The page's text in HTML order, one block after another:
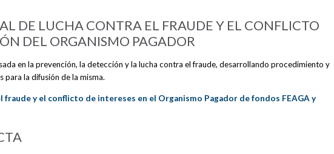
DE LUCHA CONTRA EL FRAUDE Y EL CONFLICTO
DEL ORGANISMO PAGADOR
en la prevención, la detección y la lucha contra el fraude, desarrollando procedimiento y
para la difusión de la misma.
y el conflicto de intereses en el Organismo Pagador de fondos FEAGA y